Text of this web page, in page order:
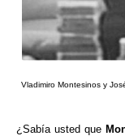
Vladimiro Montesinos y
¿Sabía usted que